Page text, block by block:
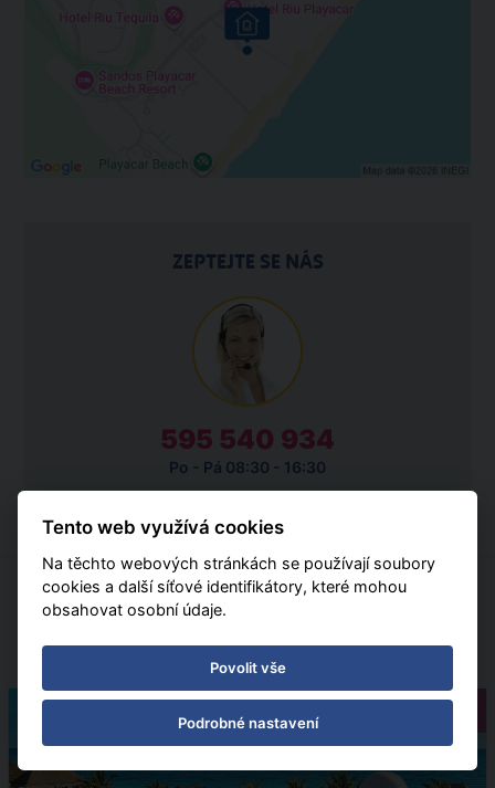
ZEPTEJTE SE NÁS
595 540 934
Po - Pá 08:30 - 16:30
ZÁKAZNÍCI SI TAKÉ OBJEDNALI
Pobytový
Tento web využívá cookies
Na těchto webových stránkách se používají soubory
cookies a další síťové identifikátory, které mohou
obsahovat osobní údaje.
Povolit vše
Podrobné nastavení